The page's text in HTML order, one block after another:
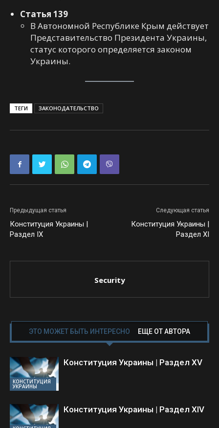
Статья 139
В Автономной Республике Крым действует
Представительство Президента Украины,
статус которого определяется законом
Украины.
ТЕГИ ЗАКОНОДАТЕЛЬСТВО
Предыдущая статья
Конституция Украины |
Раздел IХ
Следующая статья
Конституция Украины |
Раздел ХI
Security
ЭТО МОЖЕТ БЫТЬ ИНТЕРЕСНО ЕЩЕ ОТ АВТОРА
КОНСТИТУЦИЯ
УКРАИНЫ
Конституция Украины | Раздел XV
Конституция Украины | Раздел ХIV